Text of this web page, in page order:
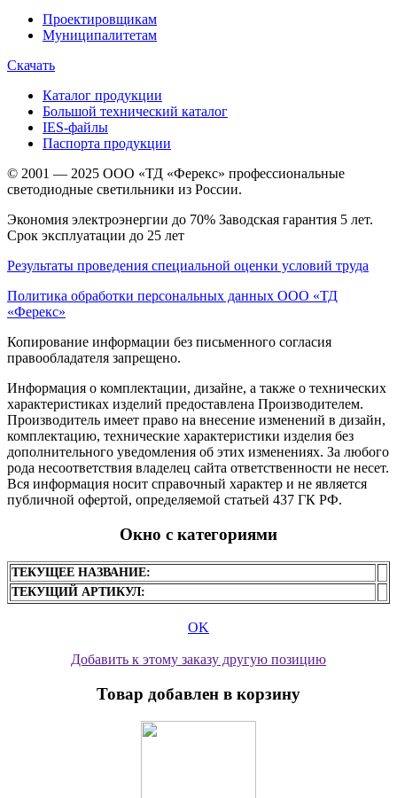
Проектировщикам
Муниципалитетам
Скачать
Каталог продукции
Большой технический каталог
IES-файлы
Паспорта продукции
© 2001 — 2025 ООО «ТД «Ферекс» профессиональные
светодиодные светильники из России.
Экономия электроэнергии до 70% Заводская гарантия 5 лет.
Срок эксплуатации до 25 лет
Результаты проведения специальной оценки условий труда
Политика обработки персональных данных ООО «ТД
«Ферекс»
Копирование информации без письменного согласия
правообладателя запрещено.
Информация о комплектации, дизайне, а также о технических
характеристиках изделий предоставлена Производителем.
Производитель имеет право на внесение изменений в дизайн,
комплектацию, технические характеристики изделия без
дополнительного уведомления об этих изменениях. За любого
рода несоответствия владелец сайта ответственности не несет.
Вся информация носит справочный характер и не является
публичной офертой, определяемой статьей 437 ГК РФ.
Окно с категориями
ТЕКУЩЕЕ НАЗВАНИЕ:
ТЕКУЩИЙ АРТИКУЛ:
OK
Добавить к этому заказу другую позицию
Товар добавлен в корзину